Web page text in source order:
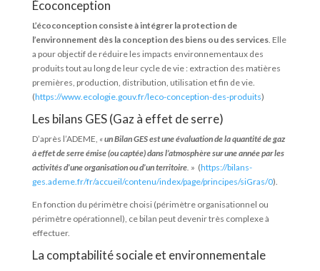
Écoconception
L’écoconception consiste à intégrer la protection de
l’environnement dès la conception des biens ou des services. Elle
a pour objectif de réduire les impacts environnementaux des
produits tout au long de leur cycle de vie : extraction des matières
premières, production, distribution, utilisation et fin de vie.
(https://www.ecologie.gouv.fr/leco-conception-des-produits)
Les bilans GES (Gaz à effet de serre)
D’après l’ADEME, «un Bilan GES est une évaluation de la quantité de gaz
à effet de serre émise (ou captée) dans l’atmosphère sur une année par les
activités d’une organisation ou d’un territoire. » (https://bilans-
ges.ademe.fr/fr/accueil/contenu/index/page/principes/siGras/0).
En fonction du périmètre choisi (périmètre organisationnel ou
périmètre opérationnel), ce bilan peut devenir très complexe à
effectuer.
La comptabilité sociale et environnementale